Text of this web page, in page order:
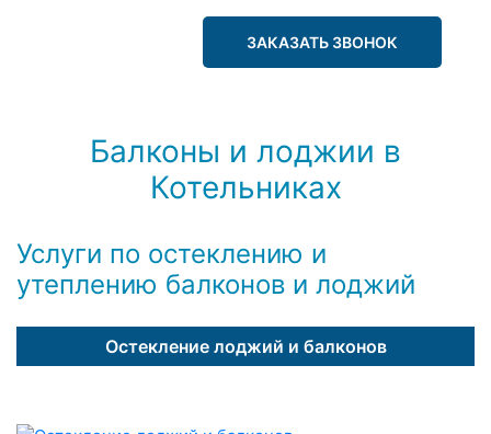
ЗАКАЗАТЬ ЗВОНОК
Балконы и лоджии в
Котельниках
Услуги по остеклению и
утеплению балконов и лоджий
Остекление лоджий и балконов